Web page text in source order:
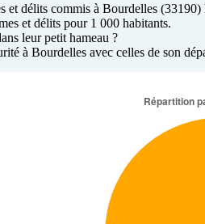
et délits commis à Bourdelles
et délits pour 1 000 habitants.
leur petit hameau ?
à Bourdelles avec celles de son